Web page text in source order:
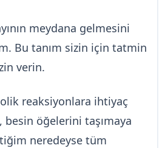
meydana gelmesini
Bu tanım sizin için tatmin
verin.
reaksiyonlara ihtiyaç
öğelerini taşımaya
neredeyse tüm